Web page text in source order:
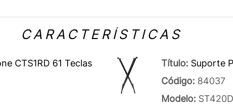
CARACTERÍSTICAS
CTS1RD 61 Teclas
Título: Suporte
Código: 84037
Modelo: ST420D